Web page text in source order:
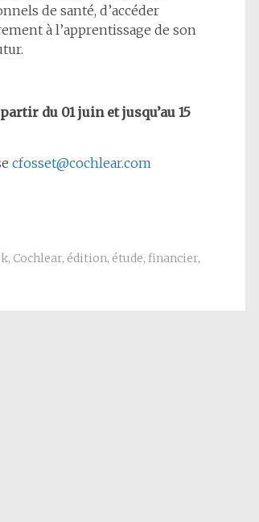
de santé, d’accéder
à l’apprentissage de son
du 01 juin et jusqu’au 15
cfosset@cochlear.com
, Cochlear, édition, étude, financier,